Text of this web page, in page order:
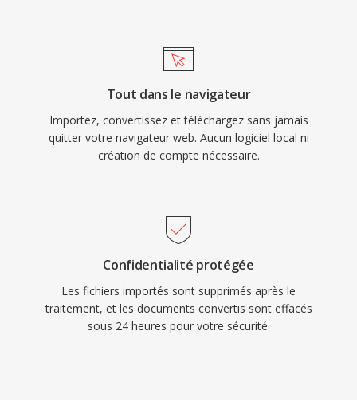
Tout dans le navigateur
Importez, convertissez et téléchargez sans jamais
quitter votre navigateur web. Aucun logiciel local ni
création de compte nécessaire.
Confidentialité protégée
Les fichiers importés sont supprimés après le
traitement, et les documents convertis sont effacés
sous 24 heures pour votre sécurité.